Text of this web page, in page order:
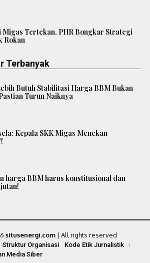
Migas Tertekan, PHR Bongkar Strategi
Rokan
Terbanyak
Butuh Stabilitasi Harga BBM Bukan
Turun Naiknya
Kepala SKK Migas Menekan
harga BBM harus konstitusional dan
situsenergi.com | All rights reserved
Struktur Organisasi
Kode Etik Jurnalistik
Media Siber